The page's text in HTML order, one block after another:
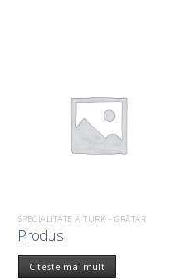
SPECIALITATE A TURK - GRĂTAR
Produs
Citește mai mult